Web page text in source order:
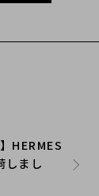
HERMES
しまし